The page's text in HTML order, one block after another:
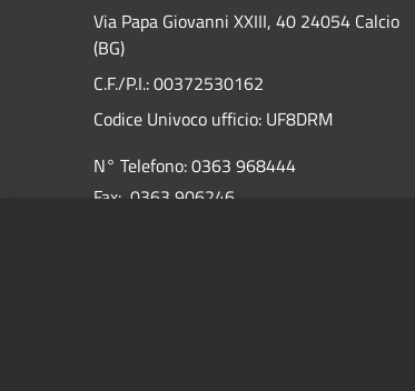
Via Papa Giovanni XXIII, 40 24054 Calcio
(BG)
C.F./P.I.: 00372530162
Codice Univoco ufficio: UF8DRM
N° Telefono: 0363 968444
Fax: 0363 906246